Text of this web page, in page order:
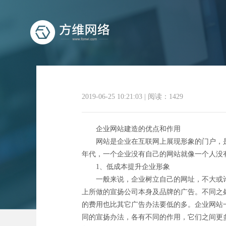
2019-06-25 10:21:03 阅读：1429
企业网站建造的优点和作用
网站是企业在互联网上展现形象的门户，是
年代，一个企业没有自己的网站就像一个人没
1、低成本提升企业形象
一般来说，企业树立自己的网址，不大或
上所做的宣扬公司本身及品牌的广告。不同
的费用也比其它广告办法要低的多。企业网
同的宣扬办法，各有不同的作用，它们之间